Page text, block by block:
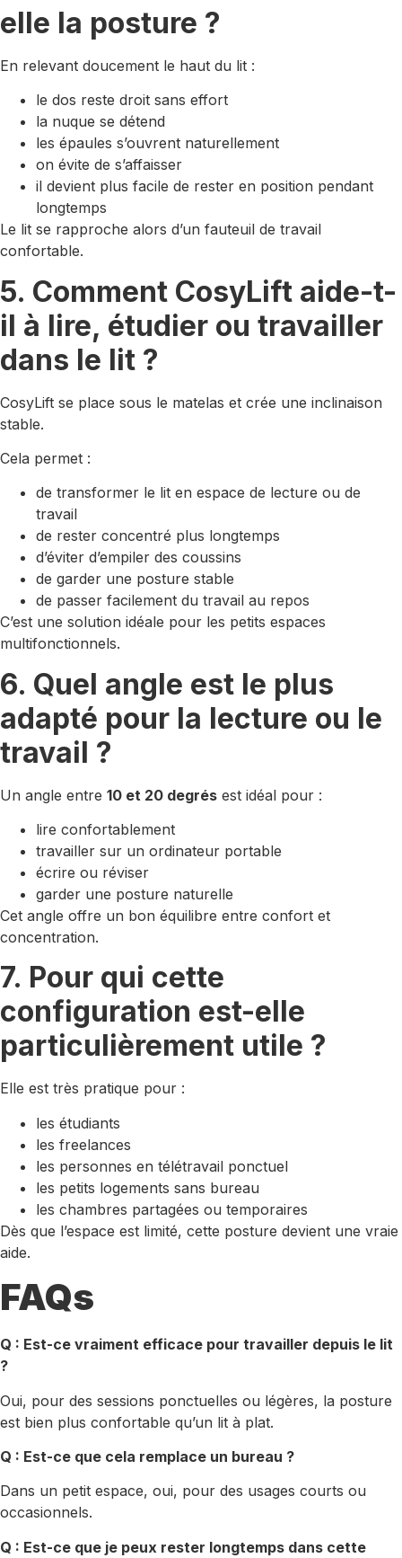
elle la posture ?
En relevant doucement le haut du lit :
le dos reste droit sans effort
la nuque se détend
les épaules s’ouvrent naturellement
on évite de s’affaisser
il devient plus facile de rester en position pendant
longtemps
Le lit se rapproche alors d’un fauteuil de travail
confortable.
5. Comment CosyLift aide-t-
il à lire, étudier ou travailler
dans le lit ?
CosyLift se place sous le matelas et crée une inclinaison
stable.
Cela permet :
de transformer le lit en espace de lecture ou de
travail
de rester concentré plus longtemps
d’éviter d’empiler des coussins
de garder une posture stable
de passer facilement du travail au repos
C’est une solution idéale pour les petits espaces
multifonctionnels.
6. Quel angle est le plus
adapté pour la lecture ou le
travail ?
Un angle entre 10 et 20 degrés est idéal pour :
lire confortablement
travailler sur un ordinateur portable
écrire ou réviser
garder une posture naturelle
Cet angle offre un bon équilibre entre confort et
concentration.
7. Pour qui cette
configuration est-elle
particulièrement utile ?
Elle est très pratique pour :
les étudiants
les freelances
les personnes en télétravail ponctuel
les petits logements sans bureau
les chambres partagées ou temporaires
Dès que l’espace est limité, cette posture devient une vraie
aide.
FAQs
Q : Est-ce vraiment efficace pour travailler depuis le lit
?
Oui, pour des sessions ponctuelles ou légères, la posture
est bien plus confortable qu’un lit à plat.
Q : Est-ce que cela remplace un bureau ?
Dans un petit espace, oui, pour des usages courts ou
occasionnels.
Q : Est-ce que je peux rester longtemps dans cette